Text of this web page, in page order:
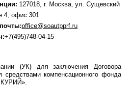
127018, г. Москва, ул. Сущевский
4, офис 301
office@soautpprf.ru
+7(495)748-04-15
(УК) для заключения Договора
средствами компенсационного фонда